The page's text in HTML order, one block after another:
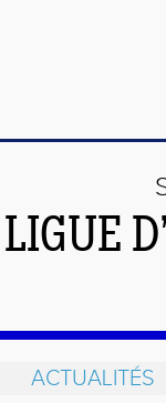
ACTUALITÉS